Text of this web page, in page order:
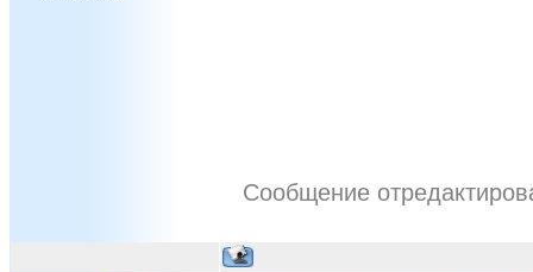
Сообщение